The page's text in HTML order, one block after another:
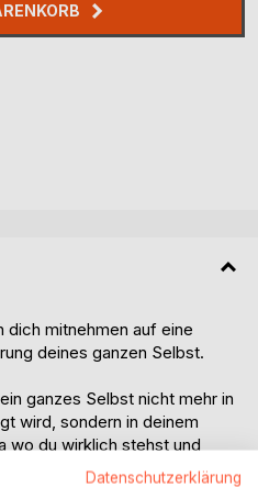
mitnehmen auf eine
deines ganzen Selbst.
ganzes Selbst nicht mehr in
wird, sondern in deinem
wo du wirklich stehst und
Vorschein kommt?Datenschutzerklärung